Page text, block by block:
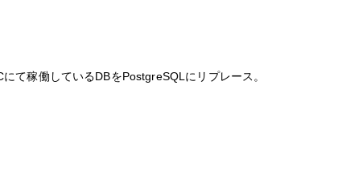
て稼働しているDBをPostgreSQLにリプレース。